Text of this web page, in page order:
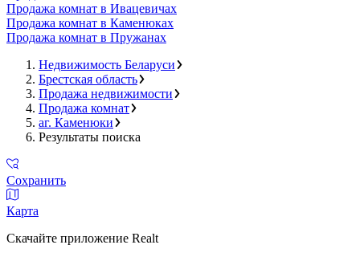
Продажа комнат в Ивацевичах
Продажа комнат в Каменюках
Продажа комнат в Пружанах
Недвижимость Беларуси
Брестская область
Продажа недвижимости
Продажа комнат
аг. Каменюки
Результаты поиска
Сохранить
Карта
Скачайте приложение Realt